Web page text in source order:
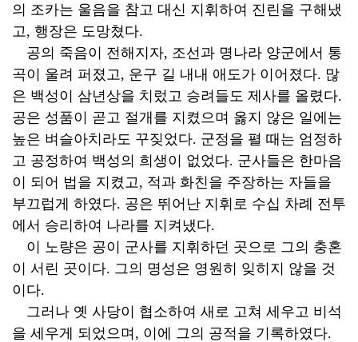
의 조카는 울음을 참고 대신 지휘하여 진린을 구해냈
고, 행장은 도망쳤다.
공의 죽음이 전해지자, 조선과 명나라 양군에서 통
곡이 울려 퍼졌고, 운구 길 내내 애도가 이어졌다. 많
은 백성이 삼년상을 치렀고 승려들도 제사를 올렸다.
공은 성품이 곧고 절개를 지켰으며 옳지 않은 일에는
높은 벼슬아치라도 꾸짖었다. 군정을 펼 때는 엄정하
고 공정하여 백성의 희생이 없었다. 군사들은 한마음
이 되어 법을 지켰고, 적과 화친을 주장하는 자들을
부끄럽게 하였다. 공은 뛰어난 지휘로 수십 차례 전투
에서 승리하여 나라를 지켜냈다.
이 노량은 공이 군사를 지휘하던 곳으로 그의 충혼
이 서린 곳이다. 그의 명성은 영원히 잊히지 않을 것
이다.
그러나 옛 사당이 협소하여 새로 고쳐 세우고 비석
을 세우게 되었으며, 이에 그의 공적을 기록하였다.